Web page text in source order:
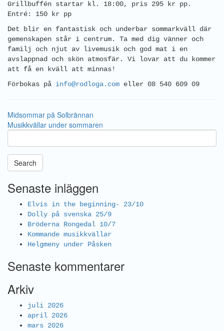
Grillbuffén startar kl. 18:00, pris 295 kr pp.
Entré: 150 kr pp
Det blir en fantastisk och underbar sommarkväll där
gemenskapen står i centrum. Ta med dig vänner och
familj och njut av livemusik och god mat i en
avslappnad och skön atmosfär. Vi lovar att du kommer
att få en kväll att minnas!
Förbokas på info@rodloga.com eller 08 540 609 09
Midsommar på Solbrännan
Musikkvällar under sommaren
Search
Senaste inläggen
Elvis in the beginning- 23/10
Dolly på svenska 25/9
Bröderna Rongedal 10/7
Kommande musikkvällar
Helgmeny under Påsken
Senaste kommentarer
Arkiv
juli 2026
april 2026
mars 2026